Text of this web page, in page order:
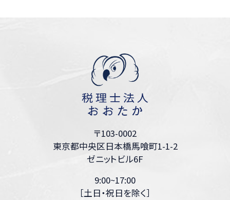
〒103-0002
東京都中央区日本橋馬喰町1-1-2
ゼニットビル6F
9:00~17:00
［土日・祝日を除く］